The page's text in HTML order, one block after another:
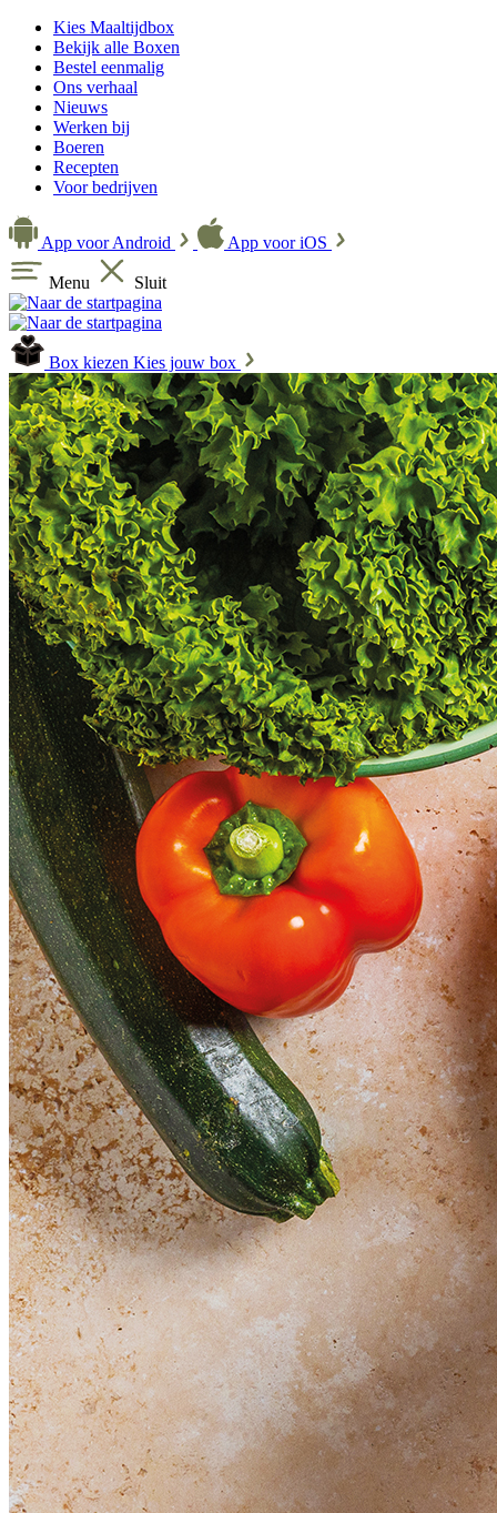
Kies Maaltijdbox
Bekijk alle Boxen
Bestel eenmalig
Ons verhaal
Nieuws
Werken bij
Boeren
Recepten
Voor bedrijven
App voor Android App voor iOS
Menu Sluit
Box kiezen Kies jouw box